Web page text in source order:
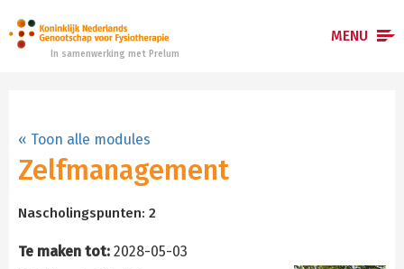
MENU
In samenwerking met Prelum
E-learningmodules
Inloggen
« Toon alle modules
Zelfmanagement
Nascholingspunten: 2
Te maken tot: 2028-05-03